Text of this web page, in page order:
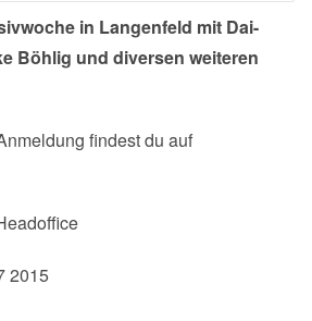
in Langenfeld mit Dai-
Böhlig und diversen weiteren
findest du auf
2015